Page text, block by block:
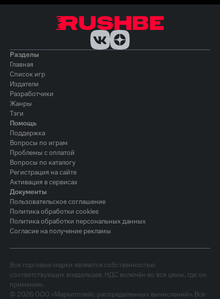
Разделы
Главная
Список игр
Издатели
Разработчики
Жанры
Тэги
Помощь
Поддержка
Вопросы по играм
Проблемы с оплатой
Вопросы по каталогу
Регистрация на сайте
Активация в сервисах
Документы
Пользовательское соглашение
Политика обработки cookies
Политика обработки персональных данных
Согласие на получение рекламы
Все торговые марки являются собственностью
соответствующих владельцев. НДС включён во все цены, где он
применим.
© 2026 ООО «Маркетплейс распределенных вычислений». Все